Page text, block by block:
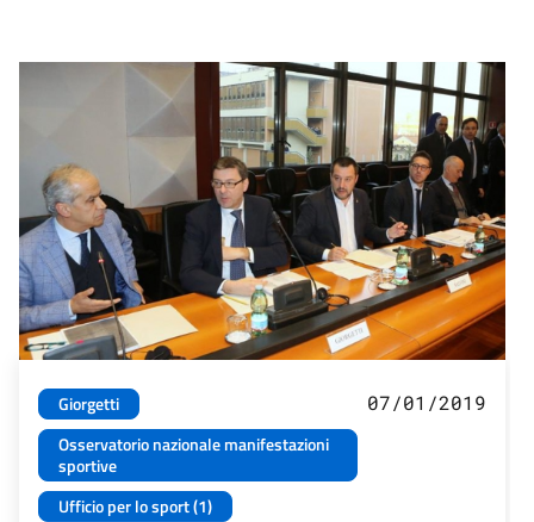
Giorgetti
Osservatorio nazionale manifestazioni
sportive
Ufficio per lo sport (1)
07/01/2019